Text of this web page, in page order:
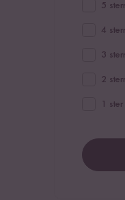
5
4
3
2
1 ster